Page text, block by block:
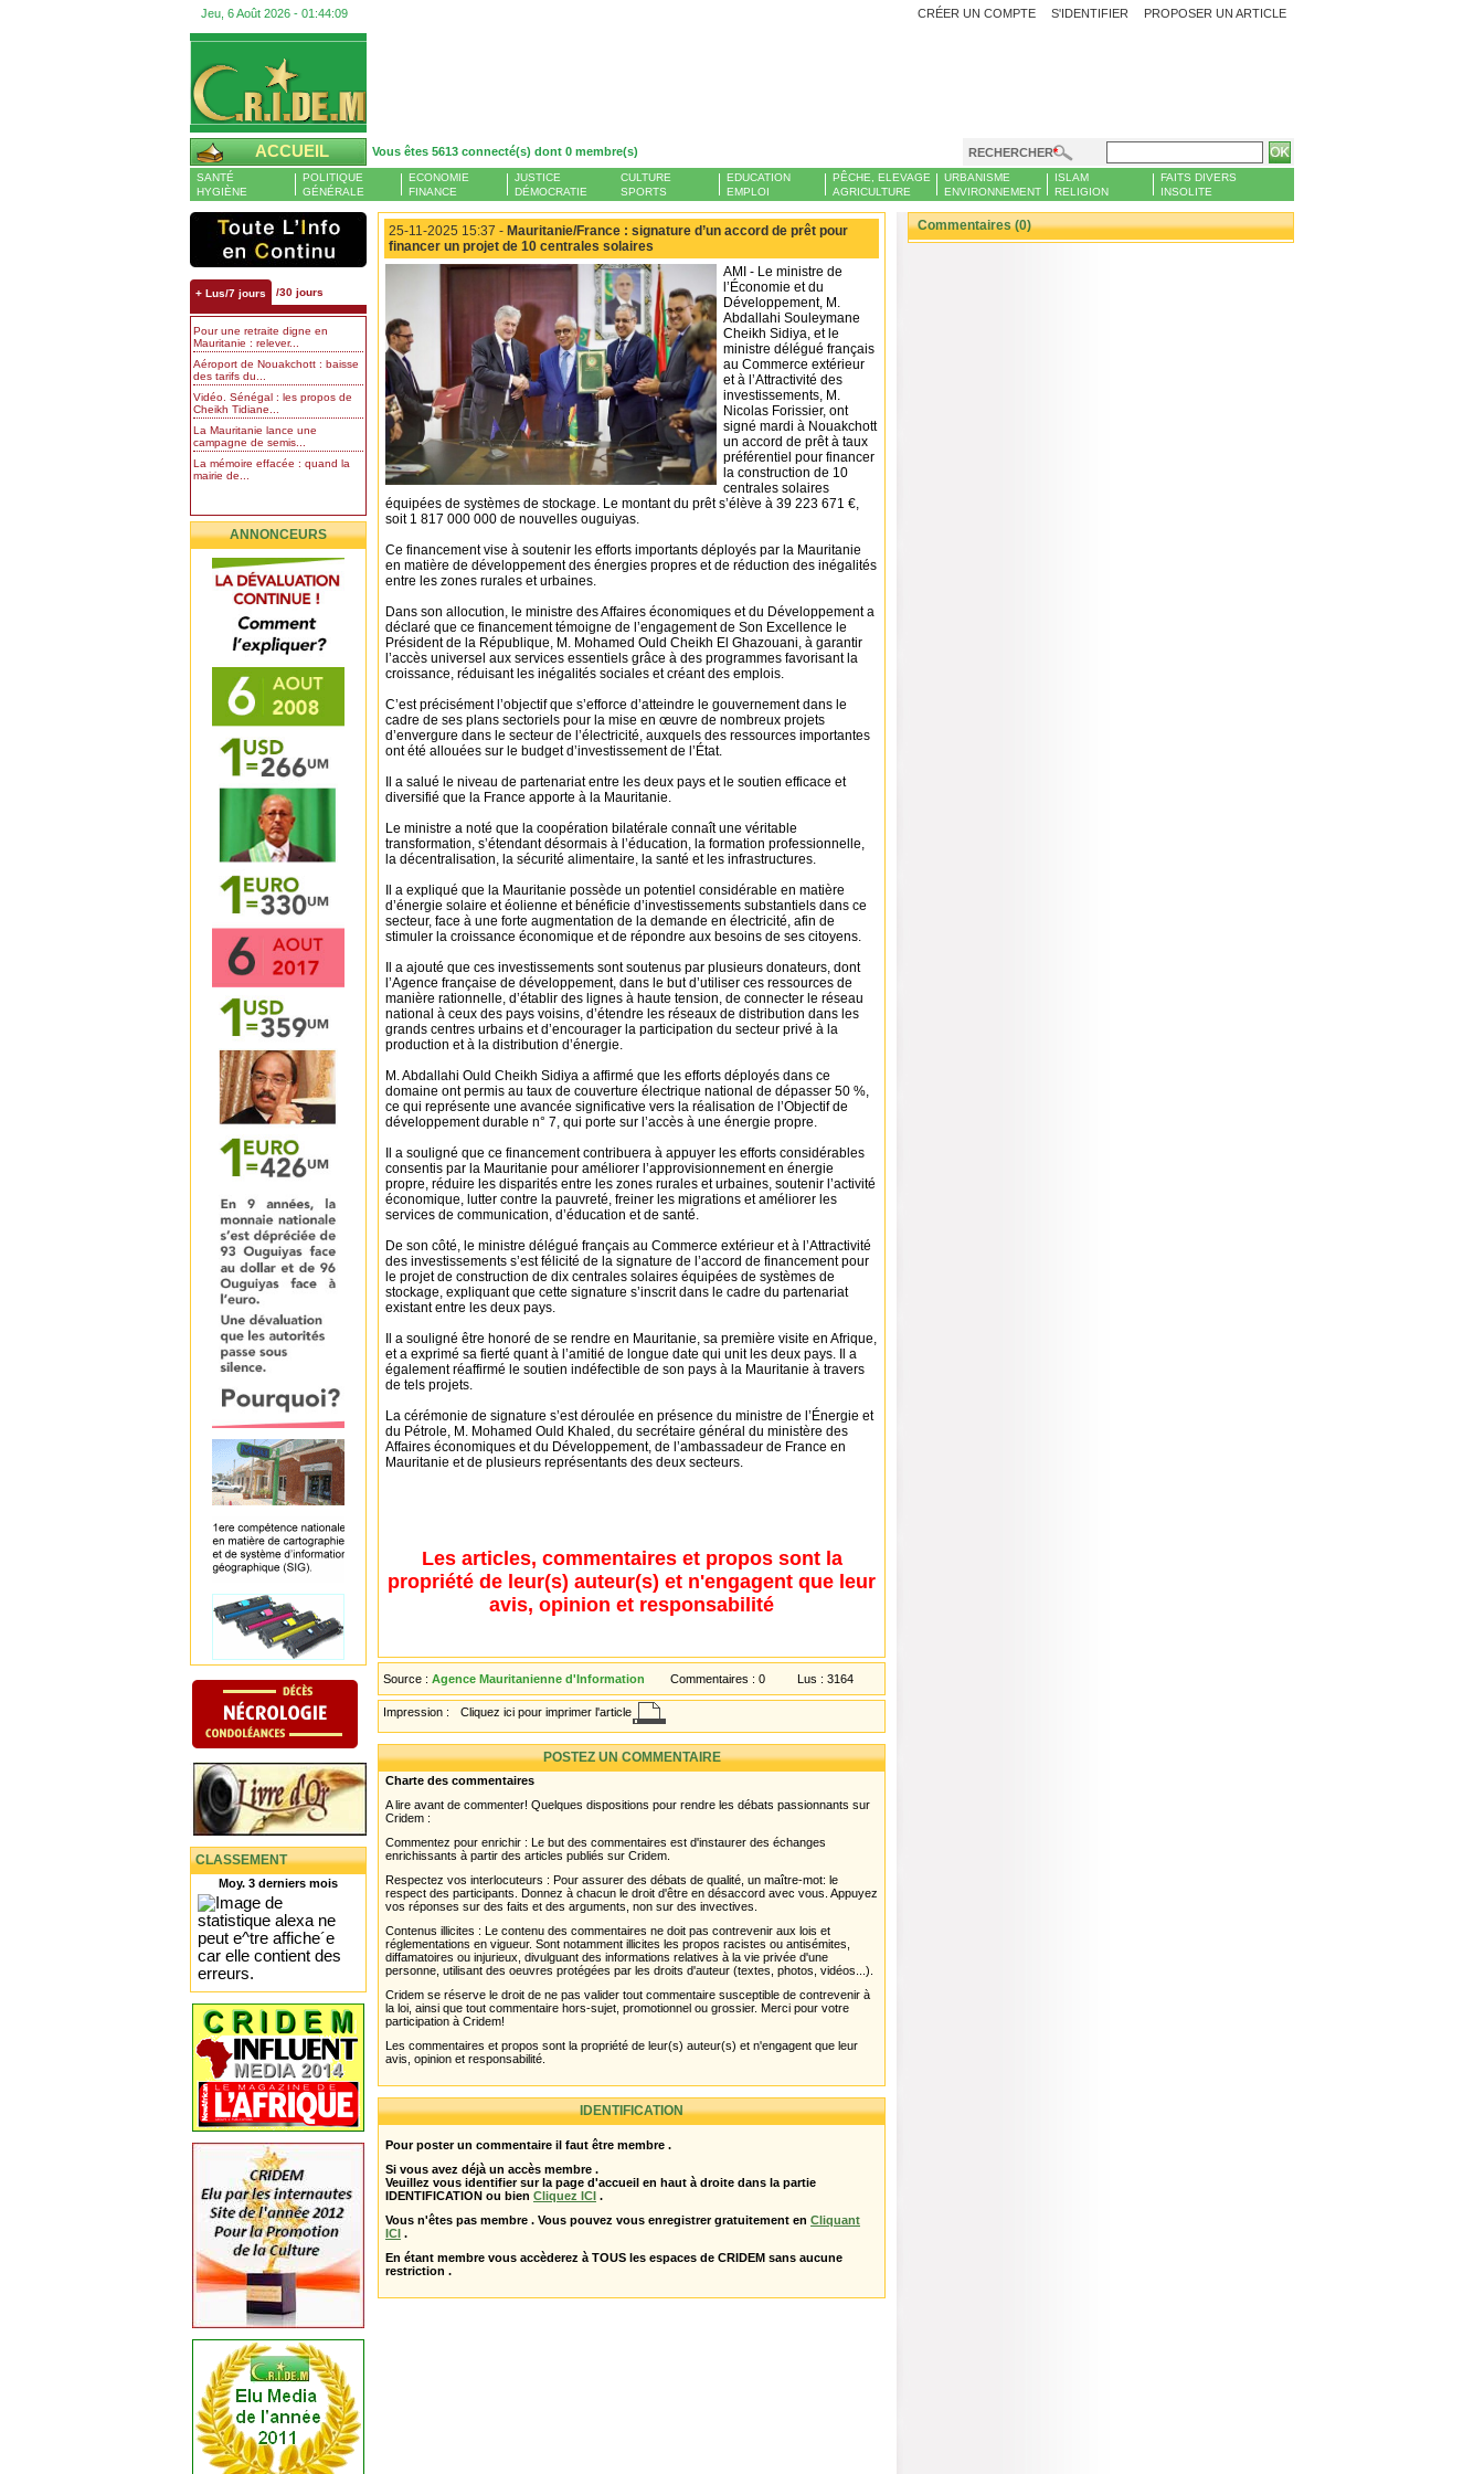
Jeu, 6 Août 2026 - 01:44:09 PROPOSER UN ARTICLE
CRÉER UN COMPTE S'IDENTIFIER
ACCUEIL Vous êtes 5613 connecté(s) dont 0 membre(s) RECHERCHER
SANTÉ
HYGIÈNE
POLITIQUE
GÉNÉRALE
ECONOMIE
FINANCE
JUSTICE
DÉMOCRATIE
CULTURE
SPORTS
EDUCATION
EMPLOI
PÊCHE, ELEVAGE
AGRICULTURE
URBANISME
ENVIRONNEMENT
ISLAM
RELIGION
FAITS DIVERS
INSOLITE
+ Lus/7 jours /30 jours
Pour une retraite digne en
Mauritanie : relever...
Aéroport de Nouakchott : baisse
des tarifs du...
Vidéo. Sénégal : les propos de
Cheikh Tidiane...
La Mauritanie lance une
campagne de semis...
La mémoire effacée : quand la
mairie de...
ANNONCEURS
CLASSEMENT
Moy. 3 derniers mois
25-11-2025 15:37 - Mauritanie/France : signature d’un accord de prêt pour
financer un projet de 10 centrales solaires
AMI - Le ministre de
l’Économie et du
Développement, M.
Abdallahi Souleymane
Cheikh Sidiya, et le
ministre délégué français
au Commerce extérieur
et à l’Attractivité des
investissements, M.
Nicolas Forissier, ont
signé mardi à Nouakchott
un accord de prêt à taux
préférentiel pour financer
la construction de 10
centrales solaires
équipées de systèmes de stockage. Le montant du prêt s’élève à 39 223 671 €,
soit 1 817 000 000 de nouvelles ouguiyas.
Ce financement vise à soutenir les efforts importants déployés par la Mauritanie
en matière de développement des énergies propres et de réduction des inégalités
entre les zones rurales et urbaines.
Dans son allocution, le ministre des Affaires économiques et du Développement a
déclaré que ce financement témoigne de l’engagement de Son Excellence le
Président de la République, M. Mohamed Ould Cheikh El Ghazouani, à garantir
l’accès universel aux services essentiels grâce à des programmes favorisant la
croissance, réduisant les inégalités sociales et créant des emplois.
C’est précisément l’objectif que s’efforce d’atteindre le gouvernement dans le
cadre de ses plans sectoriels pour la mise en œuvre de nombreux projets
d’envergure dans le secteur de l’électricité, auxquels des ressources importantes
ont été allouées sur le budget d’investissement de l’État.
Il a salué le niveau de partenariat entre les deux pays et le soutien efficace et
diversifié que la France apporte à la Mauritanie.
Le ministre a noté que la coopération bilatérale connaît une véritable
transformation, s’étendant désormais à l’éducation, la formation professionnelle,
la décentralisation, la sécurité alimentaire, la santé et les infrastructures.
Il a expliqué que la Mauritanie possède un potentiel considérable en matière
d’énergie solaire et éolienne et bénéficie d’investissements substantiels dans ce
secteur, face à une forte augmentation de la demande en électricité, afin de
stimuler la croissance économique et de répondre aux besoins de ses citoyens.
Il a ajouté que ces investissements sont soutenus par plusieurs donateurs, dont
l’Agence française de développement, dans le but d’utiliser ces ressources de
manière rationnelle, d’établir des lignes à haute tension, de connecter le réseau
national à ceux des pays voisins, d’étendre les réseaux de distribution dans les
grands centres urbains et d’encourager la participation du secteur privé à la
production et à la distribution d’énergie.
M. Abdallahi Ould Cheikh Sidiya a affirmé que les efforts déployés dans ce
domaine ont permis au taux de couverture électrique national de dépasser 50 %,
ce qui représente une avancée significative vers la réalisation de l’Objectif de
développement durable n° 7, qui porte sur l’accès à une énergie propre.
Il a souligné que ce financement contribuera à appuyer les efforts considérables
consentis par la Mauritanie pour améliorer l’approvisionnement en énergie
propre, réduire les disparités entre les zones rurales et urbaines, soutenir l’activité
économique, lutter contre la pauvreté, freiner les migrations et améliorer les
services de communication, d’éducation et de santé.
De son côté, le ministre délégué français au Commerce extérieur et à l’Attractivité
des investissements s’est félicité de la signature de l’accord de financement pour
le projet de construction de dix centrales solaires équipées de systèmes de
stockage, expliquant que cette signature s’inscrit dans le cadre du partenariat
existant entre les deux pays.
Il a souligné être honoré de se rendre en Mauritanie, sa première visite en Afrique,
et a exprimé sa fierté quant à l’amitié de longue date qui unit les deux pays. Il a
également réaffirmé le soutien indéfectible de son pays à la Mauritanie à travers
de tels projets.
La cérémonie de signature s’est déroulée en présence du ministre de l’Énergie et
du Pétrole, M. Mohamed Ould Khaled, du secrétaire général du ministère des
Affaires économiques et du Développement, de l’ambassadeur de France en
Mauritanie et de plusieurs représentants des deux secteurs.
Les articles, commentaires et propos sont la
propriété de leur(s) auteur(s) et n'engagent que leur
avis, opinion et responsabilité
Source : Agence Mauritanienne d'Information Commentaires : 0 Lus : 3164
Impression : Cliquez ici pour imprimer l'article
POSTEZ UN COMMENTAIRE
Charte des commentaires
A lire avant de commenter! Quelques dispositions pour rendre les débats passionnants sur
Cridem :
Commentez pour enrichir : Le but des commentaires est d'instaurer des échanges
enrichissants à partir des articles publiés sur Cridem.
Respectez vos interlocuteurs : Pour assurer des débats de qualité, un maître-mot: le
respect des participants. Donnez à chacun le droit d'être en désaccord avec vous. Appuyez
vos réponses sur des faits et des arguments, non sur des invectives.
Contenus illicites : Le contenu des commentaires ne doit pas contrevenir aux lois et
réglementations en vigueur. Sont notamment illicites les propos racistes ou antisémites,
diffamatoires ou injurieux, divulguant des informations relatives à la vie privée d'une
personne, utilisant des oeuvres protégées par les droits d'auteur (textes, photos, vidéos...).
Cridem se réserve le droit de ne pas valider tout commentaire susceptible de contrevenir à
la loi, ainsi que tout commentaire hors-sujet, promotionnel ou grossier. Merci pour votre
participation à Cridem!
Les commentaires et propos sont la propriété de leur(s) auteur(s) et n'engagent que leur
avis, opinion et responsabilité.
IDENTIFICATION
Pour poster un commentaire il faut être membre .
Si vous avez déjà un accès membre .
Veuillez vous identifier sur la page d'accueil en haut à droite dans la partie
IDENTIFICATION ou bien Cliquez ICI .
Vous n'êtes pas membre . Vous pouvez vous enregistrer gratuitement en Cliquant
ICI .
En étant membre vous accèderez à TOUS les espaces de CRIDEM sans aucune
restriction .
Commentaires (0)